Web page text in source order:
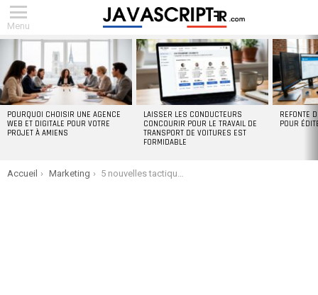
Menu
POURQUOI CHOISIR UNE AGENCE
WEB ET DIGITALE POUR VOTRE
PROJET À AMIENS
LAISSER LES CONDUCTEURS
CONCOURIR POUR LE TRAVAIL DE
TRANSPORT DE VOITURES EST
FORMIDABLE
REFONTE
POUR
You are here:
Accueil Marketing 5 nouvelles tactiques et tendances marketing à la hausse